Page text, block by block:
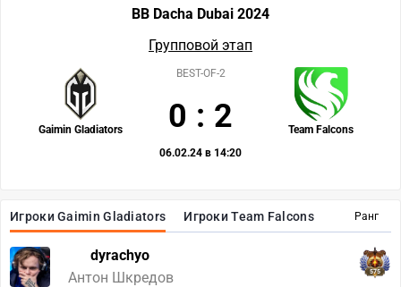
Ранг
Игроки Gaimin Gladiators Игроки Team Falcons
dyrachyo
Антон Шкредов
575
BB Dacha Dubai 2024
Групповой этап
Gaimin Gladiators Team Falcons
BEST-OF-2
0 : 2
06.02.24 в 14:20